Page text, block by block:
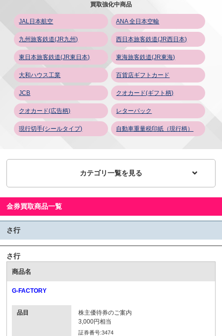
買取強化中商品
JAL日本航空 ANA 全日本空輸
九州旅客鉄道(JR九州) 西日本旅客鉄道(JR西日本)
東日本旅客鉄道(JR東日本) 東海旅客鉄道(JR東海)
大和ハウス工業 百貨店ギフトカード
JCB クオカード(ギフト柄)
クオカード(広告柄) レターパック
現行切手(シールタイプ) 自動車重量税印紙（現行柄）
カテゴリ一覧を見る
金券買取商品一覧
さ行
さ行
商品名
G-FACTORY
品目
株主優待券のご案内
3,000円相当
証券番号:3474